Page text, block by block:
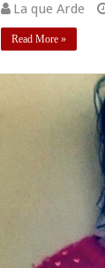
La que Arde
Read More »